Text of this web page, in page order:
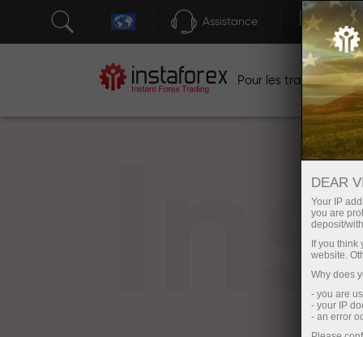
Assistance
Pour les traders
DEAR
Your IP
you are
deposit/
If you
website.
Why does
- you are
- your IP
- an error